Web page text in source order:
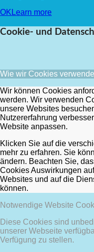
OK Learn more
Cookie- und
Wie wir Cookies
Wir können Cookies
werden. Wir verwenden
unsere Websites
Nutzererfahrung
Website anpassen.
Klicken Sie auf die
mehr zu erfahren. Sie
ändern. Beachten Sie,
Cookies Auswirkungen
Websites und auf die
können.
Notwendige Website
Diese Cookies sind
unserer Webseite
Verfügung zu stellen.